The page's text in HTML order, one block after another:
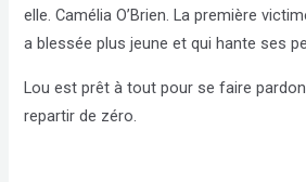
elle. Camélia O’Brien. La première
a blessée plus jeune et qui hante ses
Lou est prêt à tout pour se faire
repartir de zéro.